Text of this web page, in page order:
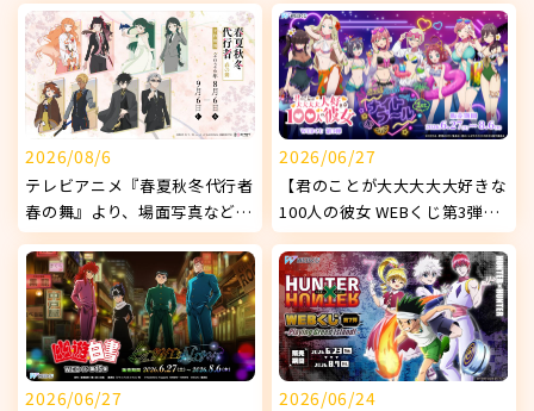
2026/08/6
テレビアニメ『春夏秋冬代行者
春の舞』より、場面写真などを
使用したオリジナルグッズが発
売決定！
2026/06/27
【君のことが大大大大大好きな
100人の彼女 WEBくじ第3弾
『DokiDoki♡ナイトプール
1st.』】販売開始！
2026/06/27 2026/06/24